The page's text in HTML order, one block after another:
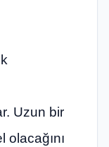
Uzun bir
olacağını